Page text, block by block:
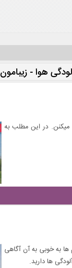
هوا - زیبامون
میکنن. در این مطلب به
به خوبی به آن آگاهی
ها دارید.